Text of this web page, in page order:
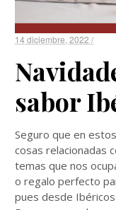
14 diciembre, 2022 /
sabor
Seguro que en
cosas relacionadas
temas que nos
o regalo perfecto
pues desde